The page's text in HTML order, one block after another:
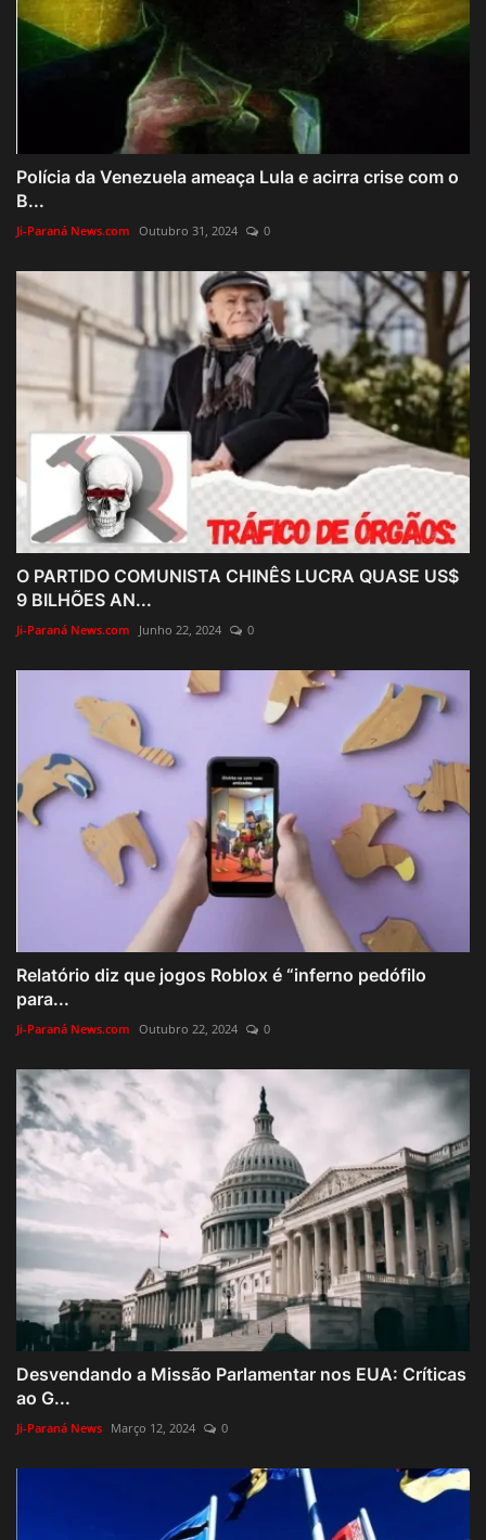
Polícia da Venezuela ameaça Lula e acirra crise com o
B...
Ji-Paraná News.com Outubro 31, 2024 0
O PARTIDO COMUNISTA CHINÊS LUCRA QUASE US$
9 BILHÕES AN...
Ji-Paraná News.com Junho 22, 2024 0
Relatório diz que jogos Roblox é “inferno pedófilo
para...
Ji-Paraná News.com Outubro 22, 2024 0
Desvendando a Missão Parlamentar nos EUA: Críticas
ao G...
Ji-Paraná News Março 12, 2024 0